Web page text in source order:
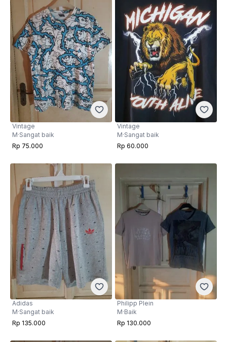
Vintage
M·Sangat baik
Rp 75.000
Vintage
M·Sangat baik
Rp 60.000
Adidas
M·Sangat baik
Rp 135.000
Philipp Plein
M·Baik
Rp 130.000